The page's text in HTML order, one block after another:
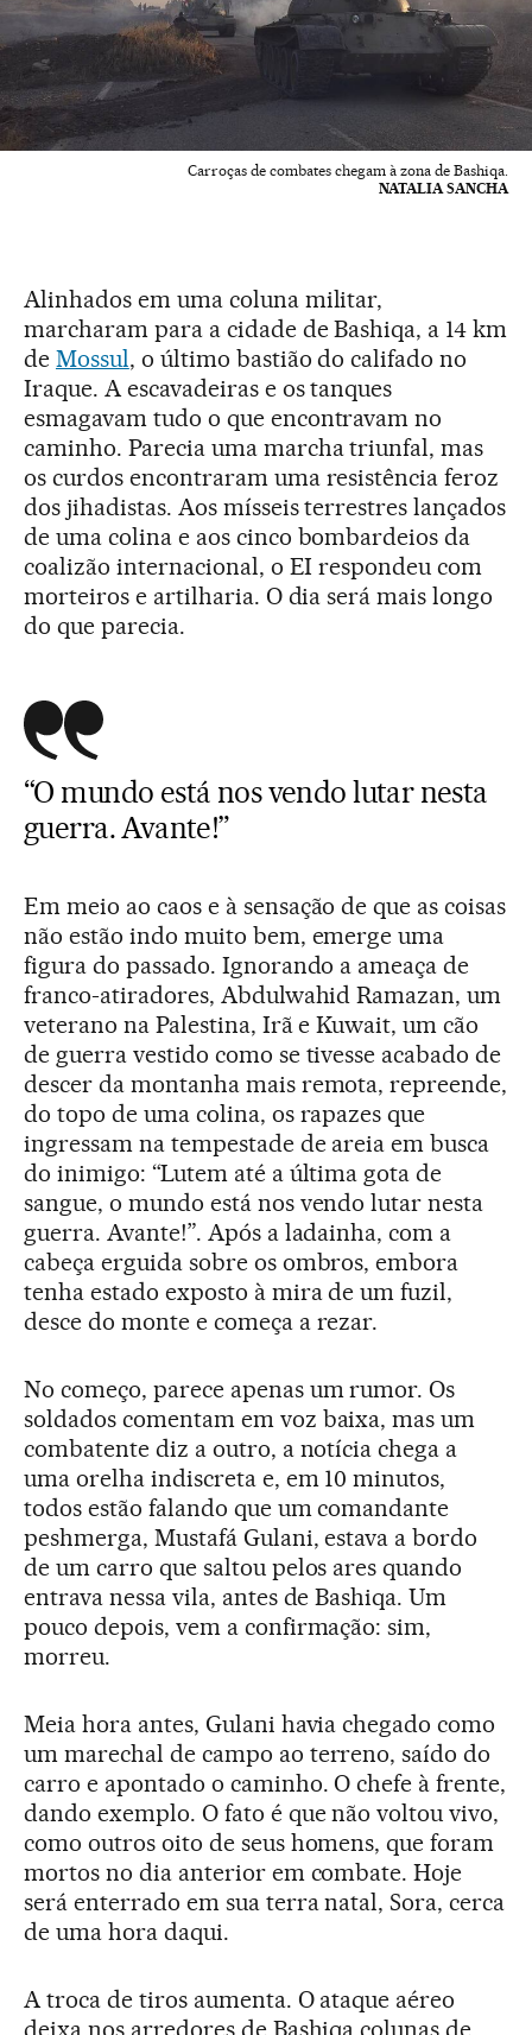
Carroças de combates chegam à zona de Bashiqa.
NATALIA SANCHA
Alinhados em uma coluna militar,
marcharam para a cidade de Bashiqa, a 14 km
de Mossul, o último bastião do califado no
Iraque. A escavadeiras e os tanques
esmagavam tudo o que encontravam no
caminho. Parecia uma marcha triunfal, mas
os curdos encontraram uma resistência feroz
dos jihadistas. Aos mísseis terrestres lançados
de uma colina e aos cinco bombardeios da
coalizão internacional, o EI respondeu com
morteiros e artilharia. O dia será mais longo
do que parecia.
“O mundo está nos vendo lutar nesta
guerra. Avante!”
Em meio ao caos e à sensação de que as coisas
não estão indo muito bem, emerge uma
figura do passado. Ignorando a ameaça de
franco-atiradores, Abdulwahid Ramazan, um
veterano na Palestina, Irã e Kuwait, um cão
de guerra vestido como se tivesse acabado de
descer da montanha mais remota, repreende,
do topo de uma colina, os rapazes que
ingressam na tempestade de areia em busca
do inimigo: “Lutem até a última gota de
sangue, o mundo está nos vendo lutar nesta
guerra. Avante!”. Após a ladainha, com a
cabeça erguida sobre os ombros, embora
tenha estado exposto à mira de um fuzil,
desce do monte e começa a rezar.
No começo, parece apenas um rumor. Os
soldados comentam em voz baixa, mas um
combatente diz a outro, a notícia chega a
uma orelha indiscreta e, em 10 minutos,
todos estão falando que um comandante
peshmerga, Mustafá Gulani, estava a bordo
de um carro que saltou pelos ares quando
entrava nessa vila, antes de Bashiqa. Um
pouco depois, vem a confirmação: sim,
morreu.
Meia hora antes, Gulani havia chegado como
um marechal de campo ao terreno, saído do
carro e apontado o caminho. O chefe à frente,
dando exemplo. O fato é que não voltou vivo,
como outros oito de seus homens, que foram
mortos no dia anterior em combate. Hoje
será enterrado em sua terra natal, Sora, cerca
de uma hora daqui.
A troca de tiros aumenta. O ataque aéreo